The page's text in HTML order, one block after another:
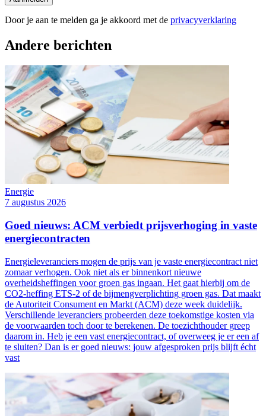
Door je aan te melden ga je akkoord met de privacyverklaring
Andere berichten
Energie
7 augustus 2026
Goed nieuws: ACM verbiedt prijsverhoging in vaste
energiecontracten
Energieleveranciers mogen de prijs van je vaste energiecontract niet
zomaar verhogen. Ook niet als er binnenkort nieuwe
overheidsheffingen voor groen gas ingaan. Het gaat hierbij om de
CO2-heffing ETS-2 of de bijmengverplichting groen gas. Dat maakt
de Autoriteit Consument en Markt (ACM) deze week duidelijk.
Verschillende leveranciers probeerden deze toekomstige kosten via
de voorwaarden toch door te berekenen. De toezichthouder greep
daarom in. Heb je een vast energiecontract, of overweeg je er een af
te sluiten? Dan is er goed nieuws: jouw afgesproken prijs blijft écht
vast